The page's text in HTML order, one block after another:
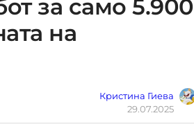
за само 5.900
на
Кристина Гиева
29.07.2025